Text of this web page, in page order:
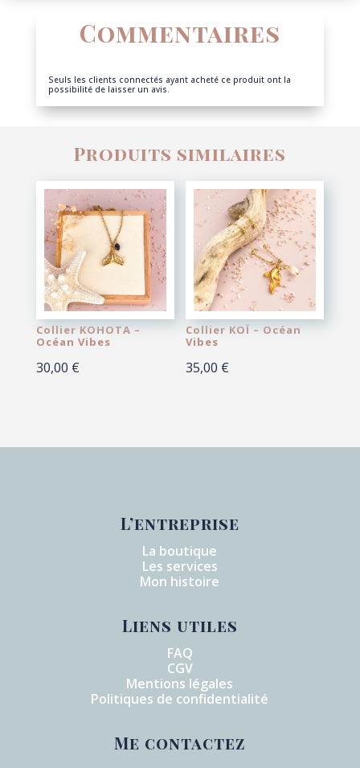
Commentaires
Seuls les clients connectés ayant acheté ce produit ont la
possibilité de laisser un avis.
Produits similaires
Collier KOHOTA –
Océan Vibes
30,00 €
Collier KOÏ – Océan
Vibes
35,00 €
L’entreprise
La boutique
Les services
Mon histoire
Liens utiles
FAQ
CGV
Mentions légales
Politiques de confidentialité
Me contactez